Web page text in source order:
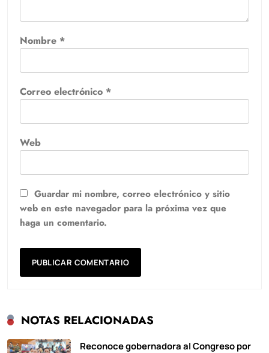
Nombre *
Correo electrónico *
Web
Guardar mi nombre, correo electrónico y sitio
web en este navegador para la próxima vez que
haga un comentario.
NOTAS RELACIONADAS
Reconoce gobernadora al Congreso por